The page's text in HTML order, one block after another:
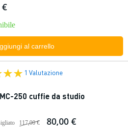
€
al carrello
1 Valutazione
250 cuffie da studio
117,00 € 80,00 €